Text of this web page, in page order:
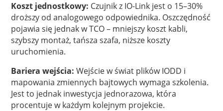
Koszt jednostkowy: Czujnik z IO-Link jest o 15–30%
droższy od analogowego odpowiednika. Oszczędność
pojawia się jednak w TCO – mniejszy koszt kabli,
szybszy montaż, tańsza szafa, niższe koszty
uruchomienia.
Bariera wejścia: Wejście w świat plików IODD i
mapowania zmiennych bajtowych wymaga szkolenia.
Jest to jednak inwestycja jednorazowa, która
procentuje w każdym kolejnym projekcie.